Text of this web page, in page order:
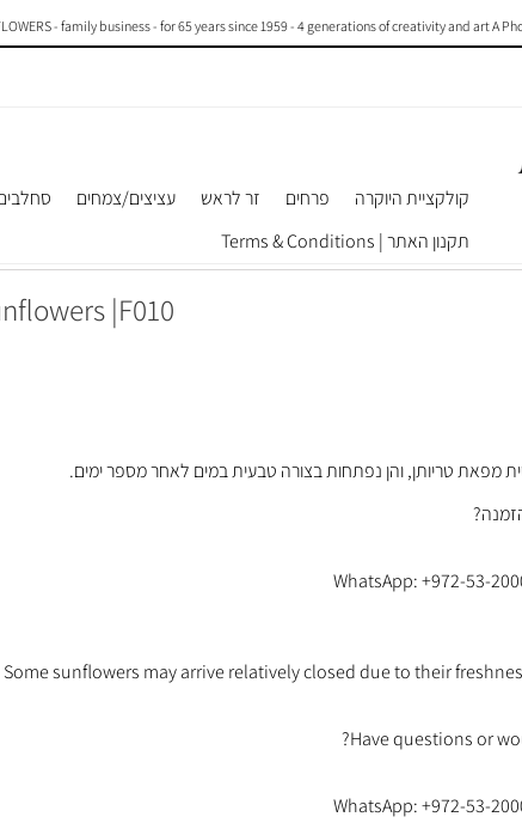
- family business - for 65 years since 1959 - 4 generations of creativity and art A
קולקציית היוקרה פרחים זר לראש עציצים/צמחים
תקנון האתר | Terms & Conditions
|F010
מפאת טריותן, והן נפתחות בצורה טבעית במים לאחר מספר ימים.
Some sunflowers may arrive relatively closed due to their
Have questions or